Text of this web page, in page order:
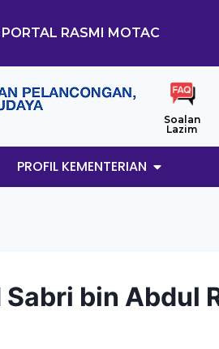
RASMI MOTAC
Soalan
Lazim
PROFIL KEMENTERIAN
Sabri bin Abdul